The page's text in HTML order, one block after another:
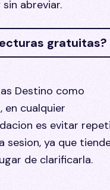
abreviar.
gratuitas?
Destino como
en cualquier
es evitar
sesion, ya que
de clarificarla.